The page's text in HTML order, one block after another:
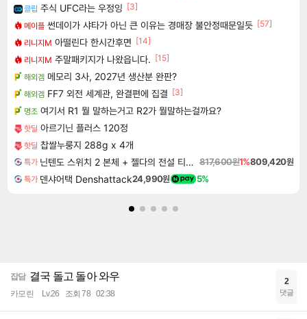
클립 주식 UFC라는 우정잉 [3]
메이플 썬데이가 샤타가 아닌 큰 이유는 경매장 불안정때문일듯 [57]
리니지M 아떨린다 한시간후면 [14]
리니지M 주말패키지가 나왔읍니다. [15]
해외겜 메모리 3사, 2027년 생산분 완판?
해외겜 FF7 외전 세계관, 완결편에 집결 [3]
명조 여기서 R1 뭘 말하는거고 R2가 뭘말하는걸까요?
핫딜 아르기닌 플러스 120정
핫딜 찹쌀누룽지 288g x 4개
특가 닌텐도 스위치 2 본체 + 젤다의 전설 티어스 오브 더 킹덤 닌텐도 스위치 2 에디션 + 젤다의 전설 브레스 오브 더 와일드 닌텐도 스위치 2 에디션 번들 817,600원1%809,420원
특가 덴샤어택 Denshattack24,990원 5%
잡담 결국 돌고 돌아 와우
카모린 Lv.26 조회 78 02:38
2
댓글